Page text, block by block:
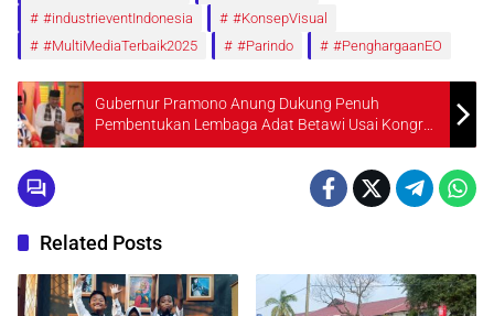
#industrieventIndonesia
#KonsepVisual
#MultiMediaTerbaik2025
#Parindo #PenghargaanEO
Gubernur Pramono Anung Dukung Penuh
Pembentukan Lembaga Adat Betawi Usai Kongres
Istimewa 2025
Related Posts